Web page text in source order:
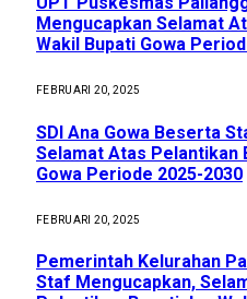
Mengucapkan Selamat
Wakil Bupati Gowa
FEBRUARI 20, 2025
SDI Ana Gowa Beserta
Selamat Atas Pelantikan
Gowa Periode 2025-2030
FEBRUARI 20, 2025
Pemerintah Kelurahan
Staf Mengucapkan,